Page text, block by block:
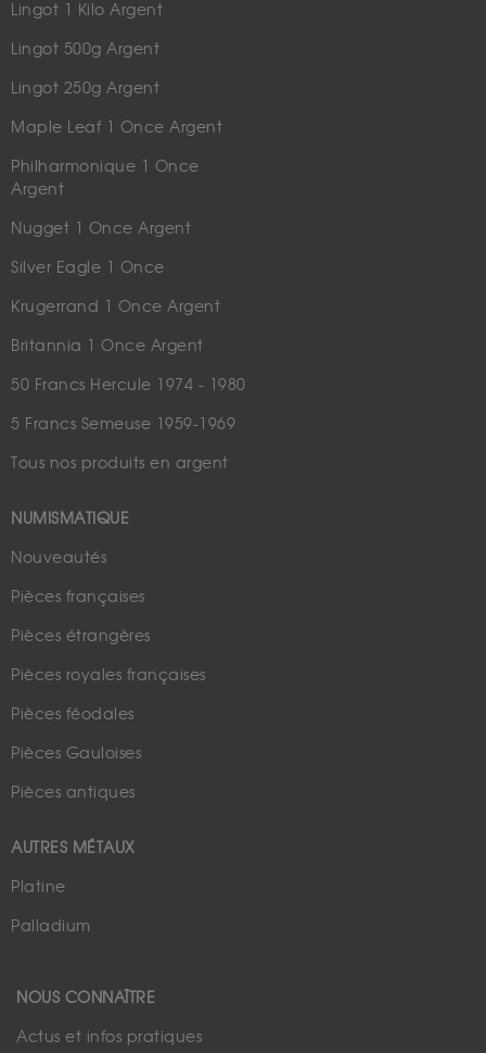
Lingot 1 Kilo Argent
Lingot 500g Argent
Lingot 250g Argent
Maple Leaf 1 Once Argent
Philharmonique 1 Once
Argent
Nugget 1 Once Argent
Silver Eagle 1 Once
Krugerrand 1 Once Argent
Britannia 1 Once Argent
50 Francs Hercule 1974 - 1980
5 Francs Semeuse 1959-1969
Tous nos produits en argent
NUMISMATIQUE
Nouveautés
Pièces françaises
Pièces étrangères
Pièces royales françaises
Pièces féodales
Pièces Gauloises
Pièces antiques
AUTRES MÉTAUX
Platine
Palladium
NOUS CONNAÎTRE
Actus et infos pratiques